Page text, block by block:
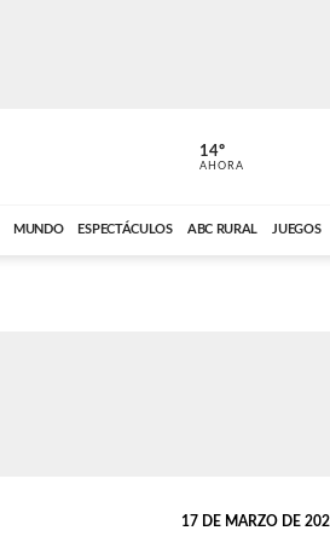
ABC CARDINAL
14º
AHORA
MUNDO ESPECTÁCULOS ABC RURAL JUEGOS
17 DE MARZO DE